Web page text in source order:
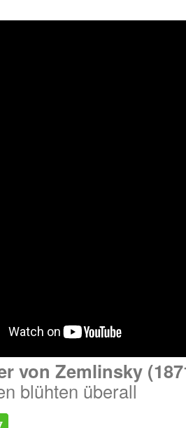
von Zemlinsky
blühten überall